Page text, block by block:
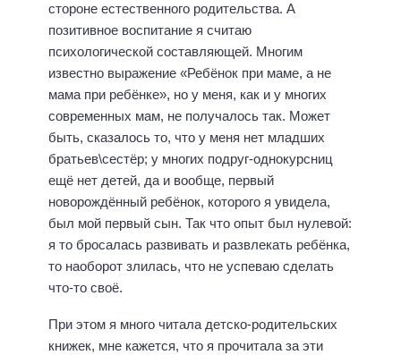
стороне естественного родительства. А
позитивное воспитание я считаю
психологической составляющей. Многим
известно выражение «Ребёнок при маме, а не
мама при ребёнке», но у меня, как и у многих
современных мам, не получалось так. Может
быть, сказалось то, что у меня нет младших
братьев\сестёр; у многих подруг-однокурсниц
ещё нет детей, да и вообще, первый
новорождённый ребёнок, которого я увидела,
был мой первый сын. Так что опыт был нулевой:
я то бросалась развивать и развлекать ребёнка,
то наоборот злилась, что не успеваю сделать
что-то своё.
При этом я много читала детско-родительских
книжек, мне кажется, что я прочитала за эти